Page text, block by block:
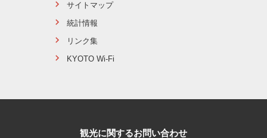
サイトマップ
統計情報
リンク集
KYOTO Wi-Fi
観光に関するお問い合わせ